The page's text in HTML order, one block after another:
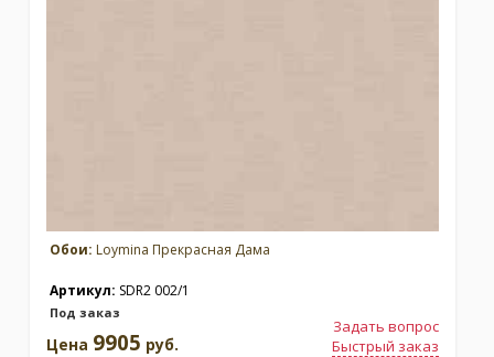
Обои: Loymina Прекрасная Дама
Артикул: SDR2 002/1
Под заказ
Задать вопрос
Быстрый заказ
Цена 9905 руб.